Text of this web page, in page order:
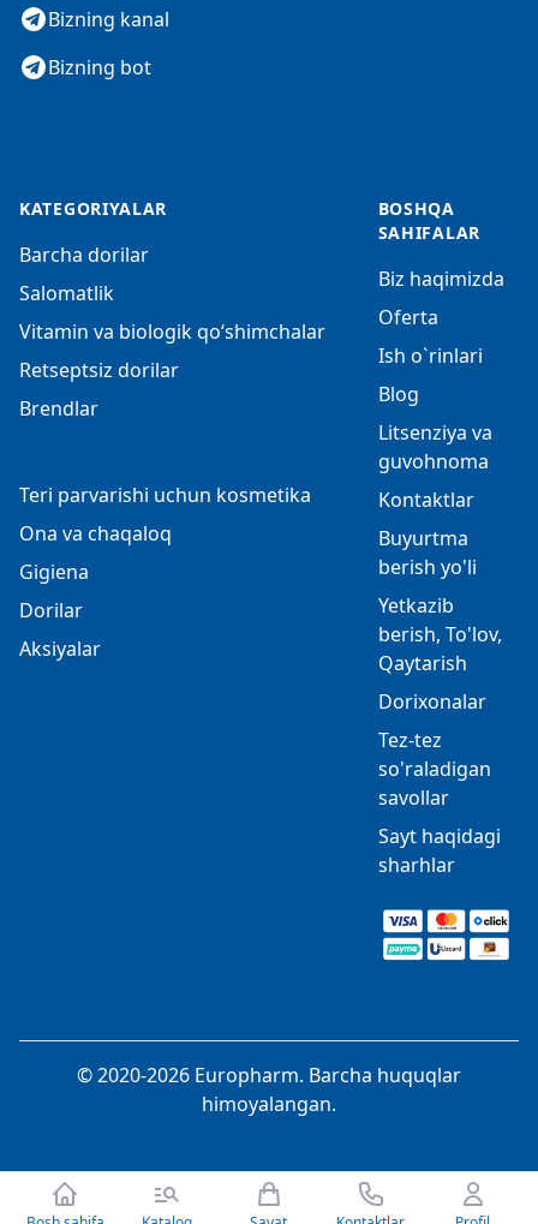
Bizning kanal
Bizning bot
KATEGORIYALAR
Barcha dorilar
Salomatlik
Vitamin va biologik qo‘shimchalar
Retseptsiz dorilar
Brendlar
Teri parvarishi uchun kosmetika
Ona va chaqaloq
Gigiena
Dorilar
Aksiyalar
BOSHQA
SAHIFALAR
Biz haqimizda
Oferta
Ish o`rinlari
Blog
Litsenziya va
guvohnoma
Kontaktlar
Buyurtma
berish yo'li
Yetkazib
berish, To'lov,
Qaytarish
Dorixonalar
Tez-tez
so'raladigan
savollar
Sayt haqidagi
sharhlar
© 2020-2026 Europharm. Barcha huquqlar
himoyalangan.